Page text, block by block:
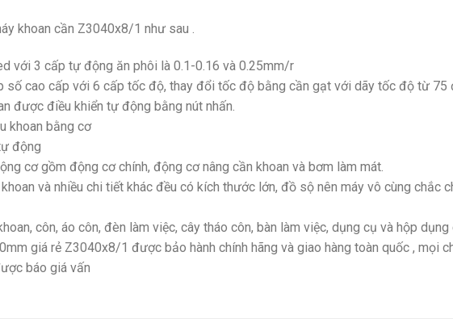
khoan cần Z3040x8/1 như sau .
với 3 cấp tự động ăn phôi là 0.1-0.16 và 0.25mm/r
số cao cấp với 6 cấp tốc độ, thay đổi tốc độ bằng cần gạt với dãy tốc độ từ 75
được điều khiển tự động bằng nút nhấn.
khoan bằng cơ
động
cơ gồm động cơ chính, động cơ nâng cần khoan và bơm làm mát.
và nhiều chi tiết khác đều có kích thước lớn, đồ sộ nên máy vô cùng chắc
côn, áo côn, đèn làm việc, cây tháo côn, bàn làm việc, dụng cụ và hộp dụng
giá rẻ Z3040x8/1 được bảo hành chính hãng và giao hàng toàn quốc , mọi
báo giá vấn